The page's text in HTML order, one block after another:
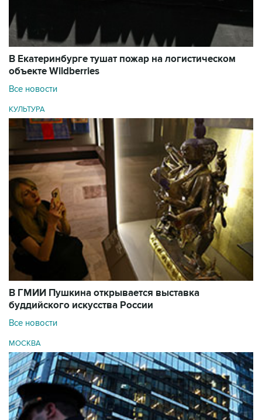
В Екатеринбурге тушат пожар на логистическом
объекте Wildberries
Все новости
КУЛЬТУРА
В ГМИИ Пушкина открывается выставка
буддийского искусства России
Все новости
МОСКВА